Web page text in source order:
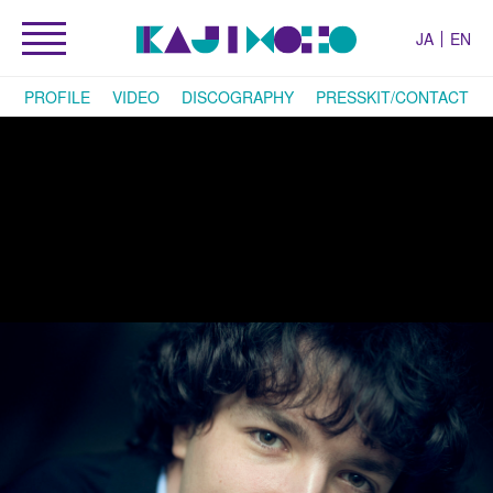
JA EN
PROFILE VIDEO DISCOGRAPHY PRESSKIT/CONTACT